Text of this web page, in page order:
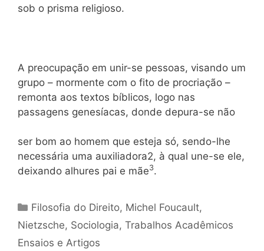
sob o prisma religioso.
A preocupação em unir-se pessoas, visando um
grupo – mormente com o fito de procriação –
remonta aos textos bíblicos, logo nas
passagens genesíacas, donde depura-se não
ser bom ao homem que esteja só, sendo-lhe
necessária uma auxiliadora2, à qual une-se ele,
deixando alhures pai e mãe3.
Categorias
Filosofia do Direito, Michel Foucault,
Nietzsche, Sociologia, Trabalhos Acadêmicos
Ensaios e Artigos